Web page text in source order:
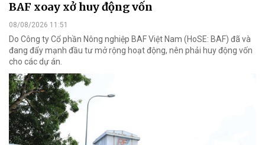
BAF xoay xở huy động vốn
08/08/2026 11:51
Do Công ty Cổ phần Nông nghiệp BAF Việt Nam (HoSE: BAF) đã và
đang đẩy mạnh đầu tư mở rộng hoạt động, nên phải huy động vốn
cho các dự án.